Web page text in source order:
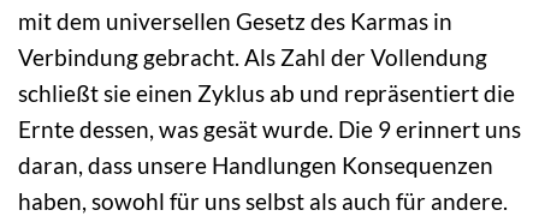
mit dem universellen Gesetz des Karmas in
Verbindung gebracht. Als Zahl der Vollendung
schließt sie einen Zyklus ab und repräsentiert die
Ernte dessen, was gesät wurde. Die 9 erinnert uns
daran, dass unsere Handlungen Konsequenzen
haben, sowohl für uns selbst als auch für andere.